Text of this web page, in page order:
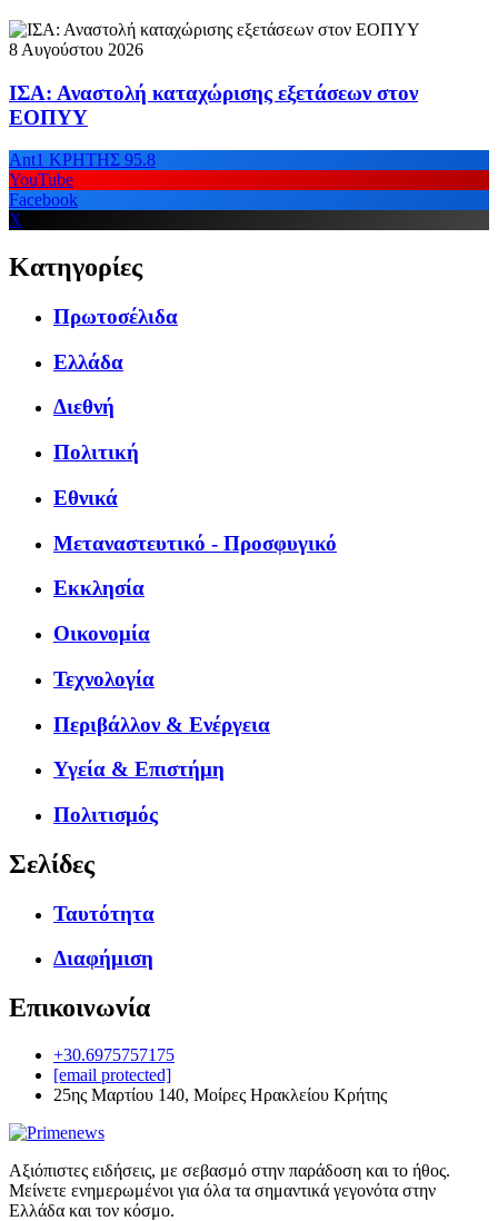
8 Αυγούστου 2026
ΙΣΑ: Αναστολή καταχώρισης εξετάσεων στον
ΕΟΠΥΥ
Ant1 ΚΡΗΤΗΣ 95.8
YouTube
Facebook
X
Κατηγορίες
Πρωτοσέλιδα
Ελλάδα
Διεθνή
Πολιτική
Εθνικά
Μεταναστευτικό - Προσφυγικό
Εκκλησία
Οικονομία
Τεχνολογία
Περιβάλλον & Ενέργεια
Υγεία & Επιστήμη
Πολιτισμός
Σελίδες
Ταυτότητα
Διαφήμιση
Επικοινωνία
+30.6975757175
[email protected]
25ης Μαρτίου 140, Μοίρες Ηρακλείου Κρήτης
Αξιόπιστες ειδήσεις, με σεβασμό στην παράδοση και το ήθος.
Μείνετε ενημερωμένοι για όλα τα σημαντικά γεγονότα στην
Ελλάδα και τον κόσμο.